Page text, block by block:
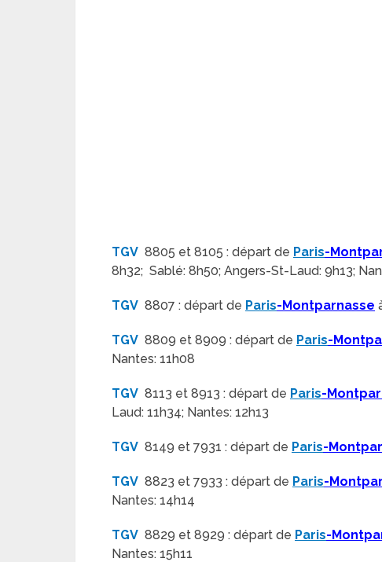
TGV 8805 et 8105 : départ de Paris-
8h32; Sablé: 8h50; Angers-St-Laud: 9h13;
TGV 8807 : départ de Paris-Montparnasse
TGV 8809 et 8909 : départ de Paris-
Nantes: 11h08
TGV 8113 et 8913 : départ de Paris-
Laud: 11h34; Nantes: 12h13
TGV 8149 et 7931 : départ de Paris-
TGV 8823 et 7933 : départ de Paris-
Nantes: 14h14
TGV 8829 et 8929 : départ de Paris-
Nantes: 15h11